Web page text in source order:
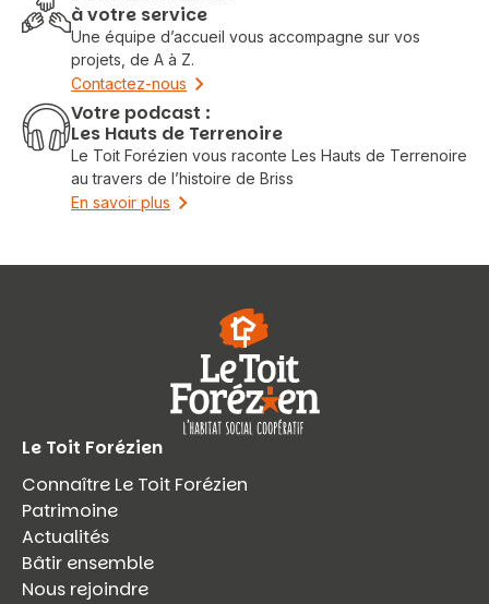
à votre service
Une équipe d’accueil vous accompagne sur vos
projets, de A à Z.
Contactez-nous
Votre podcast :
Les Hauts de Terrenoire
Le Toit Forézien vous raconte Les Hauts de Terrenoire
au travers de l’histoire de Briss
En savoir plus
Le Toit Forézien
Connaître Le Toit Forézien
Patrimoine
Actualités
Bâtir ensemble
Nous rejoindre